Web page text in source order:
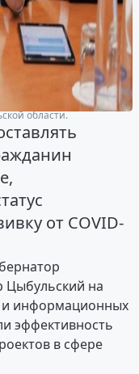
области.
от COVID-
Цыбульский на
и информационных
эффективность
в сфере